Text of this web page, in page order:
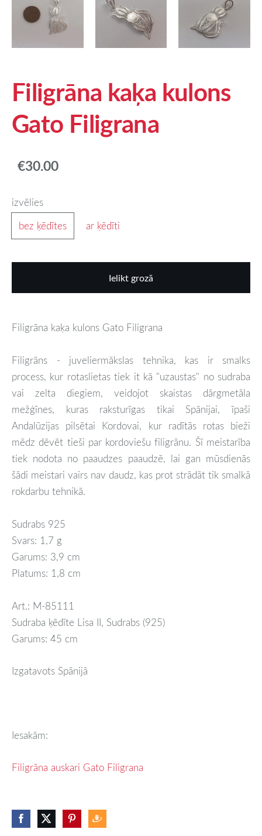
Filigrāna kaķa kulons
Gato Filigrana
€30.00
izvēlies
bez ķēdītes
ar ķēdīti
Ielikt grozā
Filigrāna kaķa kulons Gato Filigrana
Filigrāns - juveliermākslas tehnika, kas ir smalks
process, kur rotaslietas tiek it kā "uzaustas" no sudraba
vai zelta diegiem, veidojot skaistas dārgmetāla
mežģīnes, kuras raksturīgas tikai Spānijai, īpaši
Andalūzijas pilsētai Kordovai, kur radītās rotas bieži
mēdz dēvēt tieši par kordoviešu filigrānu. Šī meistarība
tiek nodota no paaudzes paaudzē, lai gan mūsdienās
šādi meistari vairs nav daudz, kas prot strādāt tik smalkā
rokdarbu tehnikā.
Sudrabs 925
Svars: 1,7 g
Garums: 3,9 cm
Platums: 1,8 cm
Art.: M-85111
Sudraba ķēdīte Lisa II, Sudrabs (925)
Garums: 45 cm
Izgatavots Spānijā
Iesakām:
Filigrāna auskari Gato Filigrana